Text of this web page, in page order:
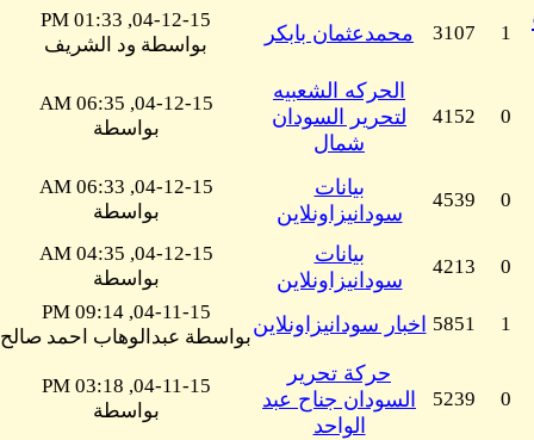
1
3107 محمدعثمان بابكر
04-12-15, 01:33 PM
بواسطة ود الشريف
0
4152
الحركه الشعبيه
لتحرير السودان
شمال
04-12-15, 06:35 AM
بواسطة
0
4539
بيانات
سودانيزاونلاين
04-12-15, 06:33 AM
بواسطة
0
4213
بيانات
سودانيزاونلاين
04-12-15, 04:35 AM
بواسطة
1
5851 اخبار سودانيزاونلاين
04-11-15, 09:14 PM
بواسطة عبدالوهاب احمد صالح
0
5239
حركة تحرير
السودان جناح عبد
الواحد
04-11-15, 03:18 PM
بواسطة